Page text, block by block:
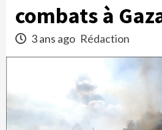
combats à
3 ans ago Rédaction